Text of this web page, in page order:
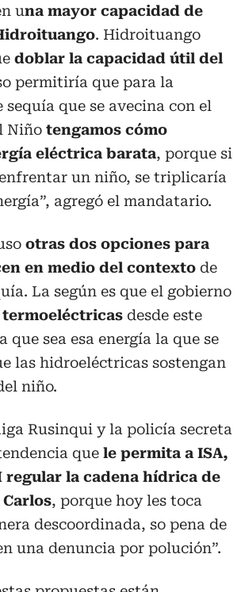
una mayor capacidad de
. Hidroituango
doblar la capacidad útil del
permitiría que para la
que se avecina con el
Niño tengamos cómo
eléctrica barata, porque si
un niño, se triplicaría
agregó el mandatario.
otras dos opciones para
en medio del contexto de
La según es que el gobierno
desde este
que sea esa energía la que se
las hidroeléctricas sostengan
niño.
Rusinqui y la policía secreta
que le permita a ISA,
regular la cadena hídrica de
Carlos, porque hoy les toca
descoordinada, so pena de
una denuncia por polución”.